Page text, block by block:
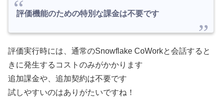
評価機能のための特別な課金は不要です
評価実行時には、通常のSnowflake CoWorkと会話すると
きに発生するコストのみがかかります
追加課金や、追加契約は不要です
試しやすいのはありがたいですね！